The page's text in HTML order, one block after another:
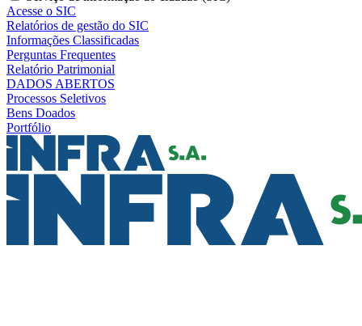
Acesse o SIC
Relatórios de gestão do SIC
Informações Classificadas
Perguntas Frequentes
Relatório Patrimonial
DADOS ABERTOS
Processos Seletivos
Bens Doados
Portfólio